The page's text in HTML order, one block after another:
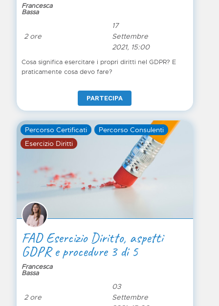
Francesca
Bassa
2 ore
17
Settembre
2021, 15:00
Cosa significa esercitare i propri diritti nel GDPR? E
praticamente cosa devo fare?
PARTECIPA
Percorso Certificati
Percorso Consulenti
Esercizio Diritti
FAD Esercizio Diritto, aspetti
GDPR e procedure 3 di 5
Francesca
Bassa
2 ore
03
Settembre